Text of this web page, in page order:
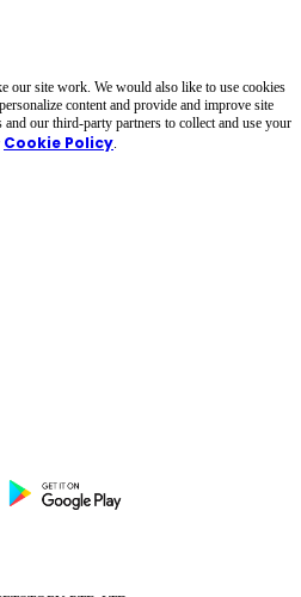
our site work. We would also like to use cookies
content and provide and improve site
our third-party partners to collect and use your
Cookie Policy.